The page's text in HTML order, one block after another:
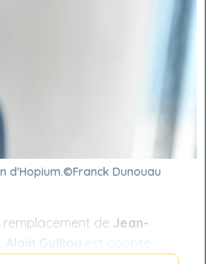
d'Hopium.©Franck Dunouau
remplacement de Jean-
Alain Guillou